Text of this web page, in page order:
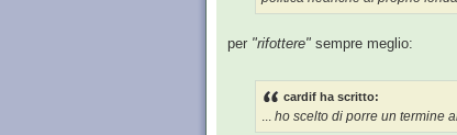
per "rifottere" sempre meglio:
cardif ha scritto:
... ho scelto di porre un termine